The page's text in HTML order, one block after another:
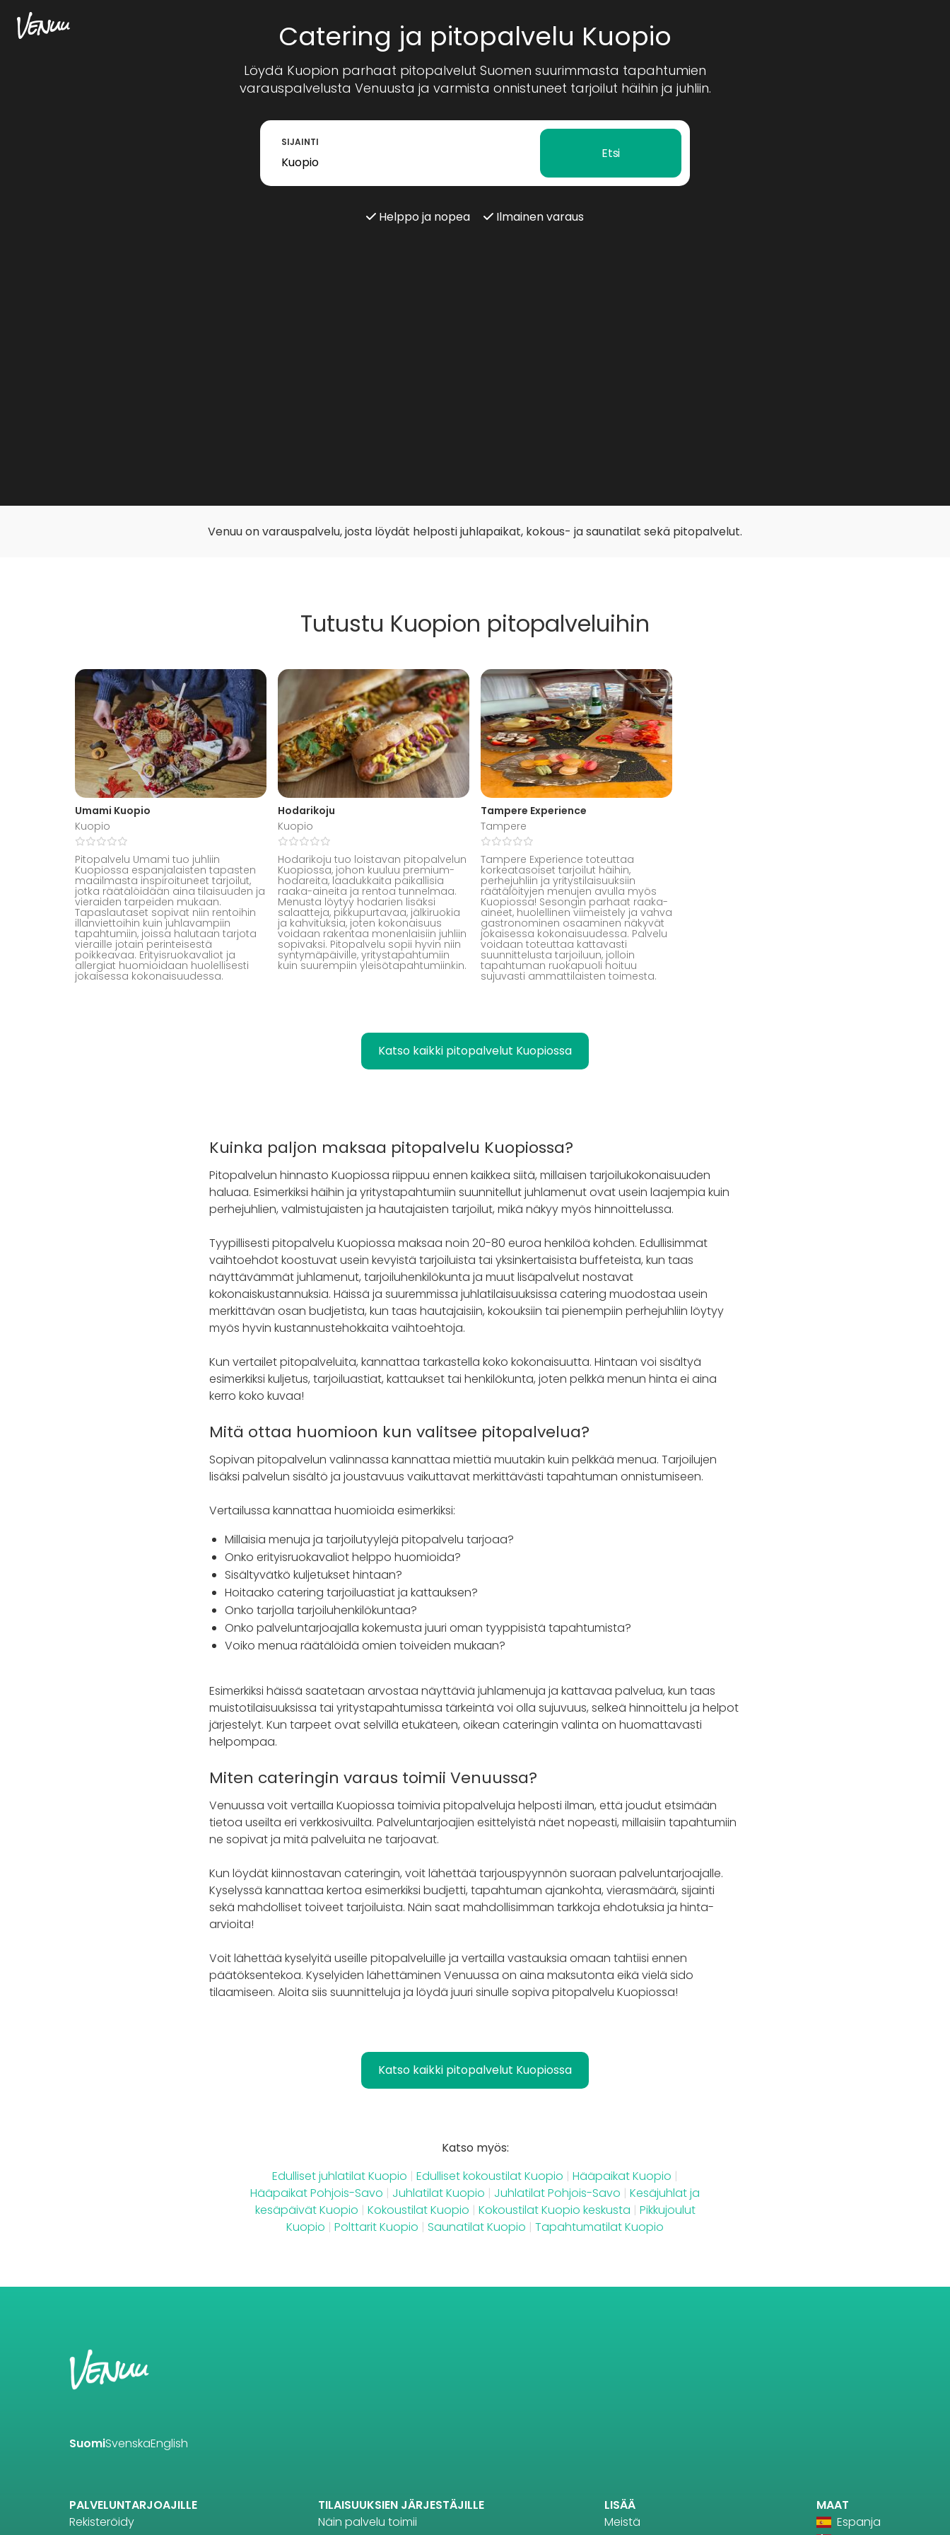
Catering ja pitopalvelu Kuopio
Löydä Kuopion parhaat pitopalvelut Suomen suurimmasta tapahtumien
varauspalvelusta Venuusta ja varmista onnistuneet tarjoilut häihin ja juhliin.
SIJAINTI
Etsi
Helppo ja nopea Ilmainen varaus
Venuu on varauspalvelu, josta löydät helposti juhlapaikat, kokous- ja saunatilat sekä pitopalvelut.
Tutustu Kuopion pitopalveluihin
Umami Kuopio
Kuopio
Pitopalvelu Umami tuo juhliin
Kuopiossa espanjalaisten tapasten
maailmasta inspiroituneet tarjoilut,
jotka räätälöidään aina tilaisuuden ja
vieraiden tarpeiden mukaan.
Tapaslautaset sopivat niin rentoihin
illanviettoihin kuin juhlavampiin
tapahtumiin, joissa halutaan tarjota
vieraille jotain perinteisestä
poikkeavaa. Erityisruokavaliot ja
allergiat huomioidaan huolellisesti
jokaisessa kokonaisuudessa.
Hodarikoju
Kuopio
Hodarikoju tuo loistavan pitopalvelun
Kuopiossa, johon kuuluu premium-
hodareita, laadukkaita paikallisia
raaka-aineita ja rentoa tunnelmaa.
Menusta löytyy hodarien lisäksi
salaatteja, pikkupurtavaa, jälkiruokia
ja kahvituksia, joten kokonaisuus
voidaan rakentaa monenlaisiin juhliin
sopivaksi. Pitopalvelu sopii hyvin niin
syntymäpäiville, yritystapahtumiin
kuin suurempiin yleisötapahtumiinkin.
Tampere Experience
Tampere
Tampere Experience toteuttaa
korkeatasoiset tarjoilut häihin,
perhejuhliin ja yritystilaisuuksiin
räätälöityjen menujen avulla myös
Kuopiossa! Sesongin parhaat raaka-
aineet, huolellinen viimeistely ja vahva
gastronominen osaaminen näkyvät
jokaisessa kokonaisuudessa. Palvelu
voidaan toteuttaa kattavasti
suunnittelusta tarjoiluun, jolloin
tapahtuman ruokapuoli hoituu
sujuvasti ammattilaisten toimesta.
Katso kaikki pitopalvelut Kuopiossa
Kuinka paljon maksaa pitopalvelu Kuopiossa?
Pitopalvelun hinnasto Kuopiossa riippuu ennen kaikkea siitä, millaisen tarjoilukokonaisuuden
haluaa. Esimerkiksi häihin ja yritystapahtumiin suunnitellut juhlamenut ovat usein laajempia kuin
perhejuhlien, valmistujaisten ja hautajaisten tarjoilut, mikä näkyy myös hinnoittelussa.
Tyypillisesti pitopalvelu Kuopiossa maksaa noin 20-80 euroa henkilöä kohden. Edullisimmat
vaihtoehdot koostuvat usein kevyistä tarjoiluista tai yksinkertaisista buffeteista, kun taas
näyttävämmät juhlamenut, tarjoiluhenkilökunta ja muut lisäpalvelut nostavat
kokonaiskustannuksia. Häissä ja suuremmissa juhlatilaisuuksissa catering muodostaa usein
merkittävän osan budjetista, kun taas hautajaisiin, kokouksiin tai pienempiin perhejuhliin löytyy
myös hyvin kustannustehokkaita vaihtoehtoja.
Kun vertailet pitopalveluita, kannattaa tarkastella koko kokonaisuutta. Hintaan voi sisältyä
esimerkiksi kuljetus, tarjoiluastiat, kattaukset tai henkilökunta, joten pelkkä menun hinta ei aina
kerro koko kuvaa!
Mitä ottaa huomioon kun valitsee pitopalvelua?
Sopivan pitopalvelun valinnassa kannattaa miettiä muutakin kuin pelkkää menua. Tarjoilujen
lisäksi palvelun sisältö ja joustavuus vaikuttavat merkittävästi tapahtuman onnistumiseen.
Vertailussa kannattaa huomioida esimerkiksi:
Millaisia menuja ja tarjoilutyylejä pitopalvelu tarjoaa?
Onko erityisruokavaliot helppo huomioida?
Sisältyvätkö kuljetukset hintaan?
Hoitaako catering tarjoiluastiat ja kattauksen?
Onko tarjolla tarjoiluhenkilökuntaa?
Onko palveluntarjoajalla kokemusta juuri oman tyyppisistä tapahtumista?
Voiko menua räätälöidä omien toiveiden mukaan?
Esimerkiksi häissä saatetaan arvostaa näyttäviä juhlamenuja ja kattavaa palvelua, kun taas
muistotilaisuuksissa tai yritystapahtumissa tärkeintä voi olla sujuvuus, selkeä hinnoittelu ja helpot
järjestelyt. Kun tarpeet ovat selvillä etukäteen, oikean cateringin valinta on huomattavasti
helpompaa.
Miten cateringin varaus toimii Venuussa?
Venuussa voit vertailla Kuopiossa toimivia pitopalveluja helposti ilman, että joudut etsimään
tietoa useilta eri verkkosivuilta. Palveluntarjoajien esittelyistä näet nopeasti, millaisiin tapahtumiin
ne sopivat ja mitä palveluita ne tarjoavat.
Kun löydät kiinnostavan cateringin, voit lähettää tarjouspyynnön suoraan palveluntarjoajalle.
Kyselyssä kannattaa kertoa esimerkiksi budjetti, tapahtuman ajankohta, vierasmäärä, sijainti
sekä mahdolliset toiveet tarjoiluista. Näin saat mahdollisimman tarkkoja ehdotuksia ja hinta-
arvioita!
Voit lähettää kyselyitä useille pitopalveluille ja vertailla vastauksia omaan tahtiisi ennen
päätöksentekoa. Kyselyiden lähettäminen Venuussa on aina maksutonta eikä vielä sido
tilaamiseen. Aloita siis suunnitteluja ja löydä juuri sinulle sopiva pitopalvelu Kuopiossa!
Katso kaikki pitopalvelut Kuopiossa
Katso myös:
Edulliset juhlatilat Kuopio | Edulliset kokoustilat Kuopio | Hääpaikat Kuopio |
Hääpaikat Pohjois-Savo | Juhlatilat Kuopio | Juhlatilat Pohjois-Savo | Kesäjuhlat ja
kesäpäivät Kuopio | Kokoustilat Kuopio | Kokoustilat Kuopio keskusta | Pikkujoulut
Kuopio | Polttarit Kuopio | Saunatilat Kuopio | Tapahtumatilat Kuopio
SuomiSvenskaEnglish
PALVELUNTARJOAJILLE
Rekisteröidy
TILAISUUKSIEN JÄRJESTÄJILLE
Näin palvelu toimii
LISÄÄ
Meistä
MAAT
Espanja